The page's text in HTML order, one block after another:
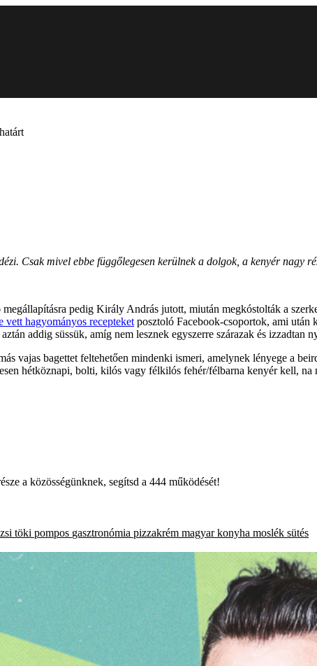
Csak mivel ebbe függőlegesen kerülnek a dolgok, a kenyér nagy
pedig Király András jutott, miután megkóstolták a
vett hagyományos recepteket posztoló Facebook-csoportok, ami után
addig süssük, amíg nem lesznek egyszerre szárazak és izzadtan
vajas bagettet feltehetően mindenki ismeri, amelynek lényege a
hétköznapi, bolti, kilós vagy félkilós fehér/félbarna kenyér kell,
a közösségünknek, segítsd a 444 működését!
töki pompos gasztronómia pizzakrém magyar konyha moslék sütés